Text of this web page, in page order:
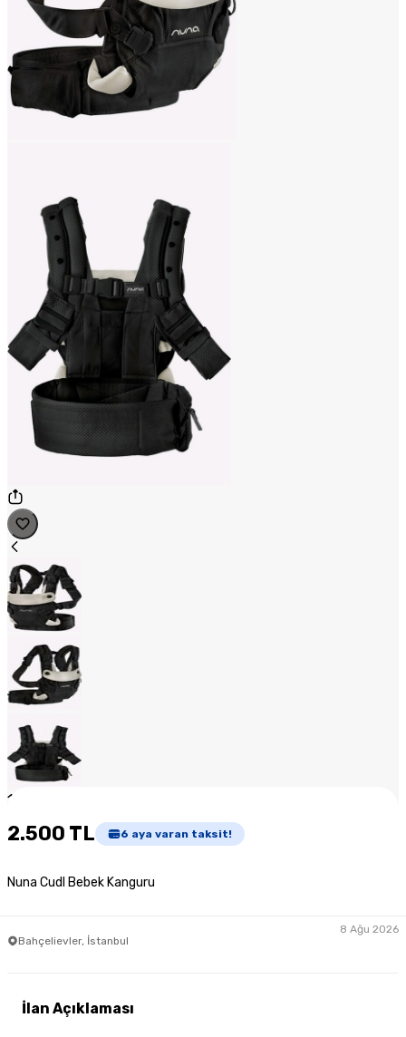
1
2.500 TL 6 aya varan taksit!
Nuna Cudl Bebek Kanguru
Bahçelievler, İstanbul
8 Ağu 2026
İlan Açıklaması